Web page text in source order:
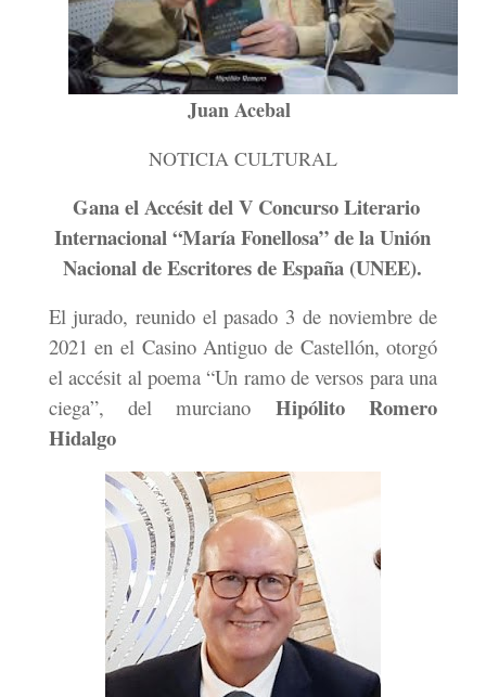
Juan Acebal
NOTICIA CULTURAL
Gana el Accésit del V Concurso Literario
Internacional “María Fonellosa” de la Unión
Nacional de Escritores de España (UNEE).
El jurado, reunido el pasado 3 de noviembre de
2021 en el Casino Antiguo de Castellón, otorgó
el accésit al poema “Un ramo de versos para una
ciega”, del murciano Hipólito Romero
Hidalgo